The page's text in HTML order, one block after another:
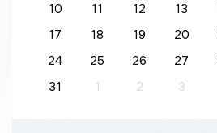
10
11 12 13
17
18 19 20
24
25 26 27
31
1 2 3